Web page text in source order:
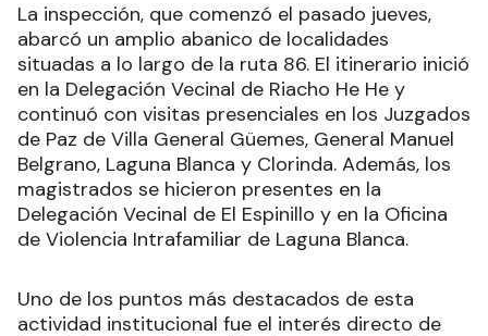
La inspección, que comenzó el pasado jueves,
abarcó un amplio abanico de localidades
situadas a lo largo de la ruta 86. El itinerario inició
en la Delegación Vecinal de Riacho He He y
continuó con visitas presenciales en los Juzgados
de Paz de Villa General Güemes, General Manuel
Belgrano, Laguna Blanca y Clorinda. Además, los
magistrados se hicieron presentes en la
Delegación Vecinal de El Espinillo y en la Oficina
de Violencia Intrafamiliar de Laguna Blanca.
Uno de los puntos más destacados de esta
actividad institucional fue el interés directo de